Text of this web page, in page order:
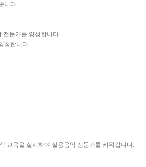
니다.
전문가를 양성합니다.
성합니다.
교육을 실시하여 실용음악 전문가를 키워갑니다.